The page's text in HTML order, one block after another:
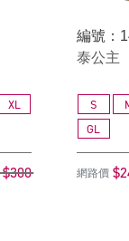
XL
$300
編號：
泰公主
S
GL
網路價